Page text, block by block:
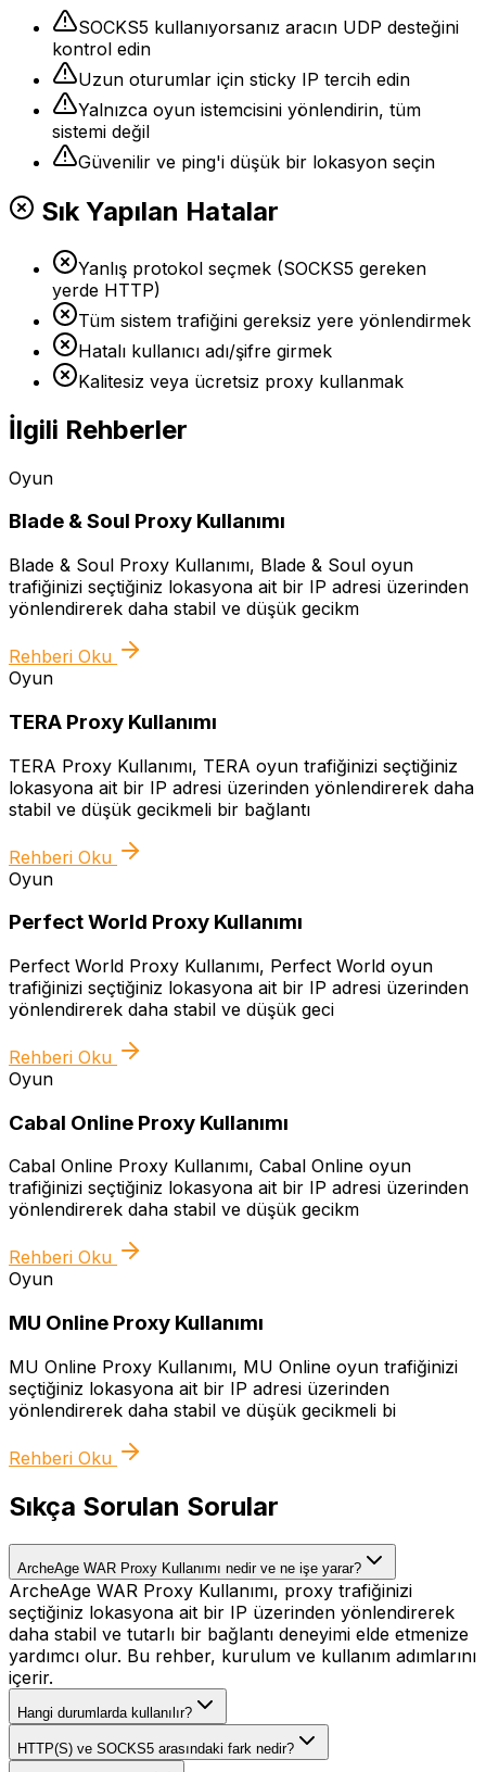
SOCKS5 kullanıyorsanız aracın UDP desteğini
kontrol edin
Uzun oturumlar için sticky IP tercih edin
Yalnızca oyun istemcisini yönlendirin, tüm
sistemi değil
Güvenilir ve ping'i düşük bir lokasyon seçin
Sık Yapılan Hatalar
Yanlış protokol seçmek (SOCKS5 gereken
yerde HTTP)
Tüm sistem trafiğini gereksiz yere yönlendirmek
Hatalı kullanıcı adı/şifre girmek
Kalitesiz veya ücretsiz proxy kullanmak
İlgili Rehberler
Oyun
Blade & Soul Proxy Kullanımı
Blade & Soul Proxy Kullanımı, Blade & Soul oyun
trafiğinizi seçtiğiniz lokasyona ait bir IP adresi üzerinden
yönlendirerek daha stabil ve düşük gecikm
Rehberi Oku
Oyun
TERA Proxy Kullanımı
TERA Proxy Kullanımı, TERA oyun trafiğinizi seçtiğiniz
lokasyona ait bir IP adresi üzerinden yönlendirerek daha
stabil ve düşük gecikmeli bir bağlantı
Rehberi Oku
Oyun
Perfect World Proxy Kullanımı
Perfect World Proxy Kullanımı, Perfect World oyun
trafiğinizi seçtiğiniz lokasyona ait bir IP adresi üzerinden
yönlendirerek daha stabil ve düşük geci
Rehberi Oku
Oyun
Cabal Online Proxy Kullanımı
Cabal Online Proxy Kullanımı, Cabal Online oyun
trafiğinizi seçtiğiniz lokasyona ait bir IP adresi üzerinden
yönlendirerek daha stabil ve düşük gecikm
Rehberi Oku
Oyun
MU Online Proxy Kullanımı
MU Online Proxy Kullanımı, MU Online oyun trafiğinizi
seçtiğiniz lokasyona ait bir IP adresi üzerinden
yönlendirerek daha stabil ve düşük gecikmeli bi
Rehberi Oku
Sıkça Sorulan Sorular
ArcheAge WAR Proxy Kullanımı nedir ve ne işe yarar?
ArcheAge WAR Proxy Kullanımı, proxy trafiğinizi
seçtiğiniz lokasyona ait bir IP üzerinden yönlendirerek
daha stabil ve tutarlı bir bağlantı deneyimi elde etmenize
yardımcı olur. Bu rehber, kurulum ve kullanım adımlarını
içerir.
Hangi durumlarda kullanılır?
HTTP(S) ve SOCKS5 arasındaki fark nedir?